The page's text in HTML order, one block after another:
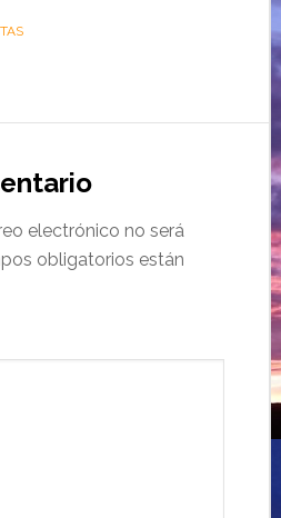
electrónico no será
obligatorios están